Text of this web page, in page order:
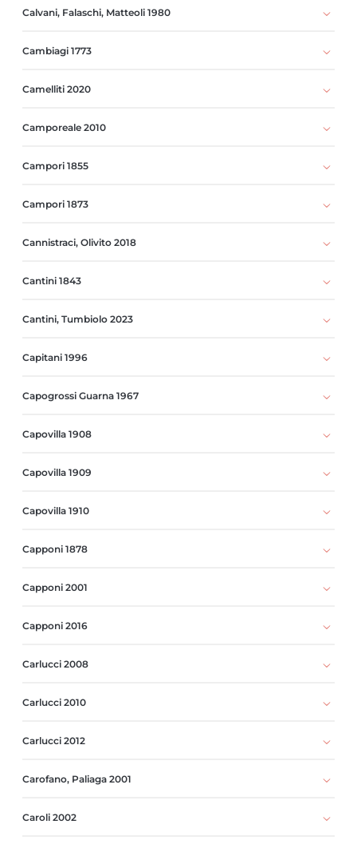
Calvani, Falaschi, Matteoli 1980
Cambiagi 1773
Camelliti 2020
Camporeale 2010
Campori 1855
Campori 1873
Cannistraci, Olivito 2018
Cantini 1843
Cantini, Tumbiolo 2023
Capitani 1996
Capogrossi Guarna 1967
Capovilla 1908
Capovilla 1909
Capovilla 1910
Capponi 1878
Capponi 2001
Capponi 2016
Carlucci 2008
Carlucci 2010
Carlucci 2012
Carofano, Paliaga 2001
Caroli 2002